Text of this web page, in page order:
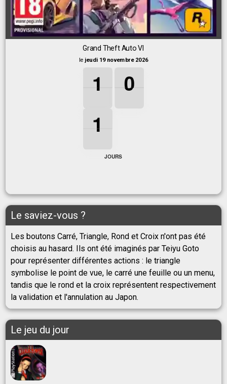
Grand Theft Auto VI
le jeudi 19 novembre 2026
1
1
1
1 0
0
0
0
1
1
1
1
JOURS
Le saviez-vous ?
Les boutons Carré, Triangle, Rond et Croix n'ont pas été
choisis au hasard. Ils ont été imaginés par Teiyu Goto
pour représenter différentes actions : le triangle
symbolise le point de vue, le carré une feuille ou un menu,
tandis que le rond et la croix représentent respectivement
la validation et l'annulation au Japon.
Le jeu du jour